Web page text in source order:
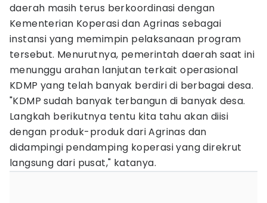
daerah masih terus berkoordinasi dengan
Kementerian Koperasi dan Agrinas sebagai
instansi yang memimpin pelaksanaan program
tersebut. Menurutnya, pemerintah daerah saat ini
menunggu arahan lanjutan terkait operasional
KDMP yang telah banyak berdiri di berbagai desa.
"KDMP sudah banyak terbangun di banyak desa.
Langkah berikutnya tentu kita tahu akan diisi
dengan produk-produk dari Agrinas dan
didampingi pendamping koperasi yang direkrut
langsung dari pusat," katanya.